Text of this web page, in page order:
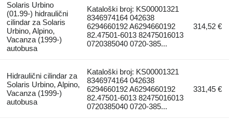
Solaris Urbino
(01.99-) hidraulični
cilindar za Solaris
Urbino, Alpino,
Vacanza (1999-)
autobusa
Kataloški broj: KS00001321
8346974164 042638
6294660192 A6294660192
82.47501-6013 82475016013
0720385040 0720-385...
314,52 €
Hidraulični cilindar za
Solaris Urbino, Alpino,
Vacanza (1999-)
autobusa
Kataloški broj: KS00001321
8346974164 042638
6294660192 A6294660192
82.47501-6013 82475016013
0720385040 0720-385...
331,45 €